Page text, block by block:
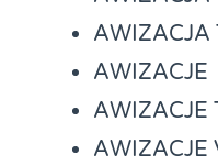
AWIZACJA
AWIZACJE
AWIZACJE
AWIZACJE